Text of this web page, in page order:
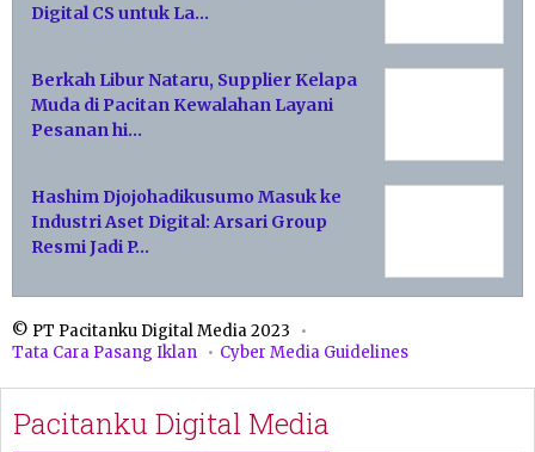
Digital CS untuk La…
Berkah Libur Nataru, Supplier Kelapa
Muda di Pacitan Kewalahan Layani
Pesanan hi…
Hashim Djojohadikusumo Masuk ke
Industri Aset Digital: Arsari Group
Resmi Jadi P…
© PT Pacitanku Digital Media 2023
Tata Cara Pasang Iklan
Cyber Media Guidelines
Pacitanku Digital Media